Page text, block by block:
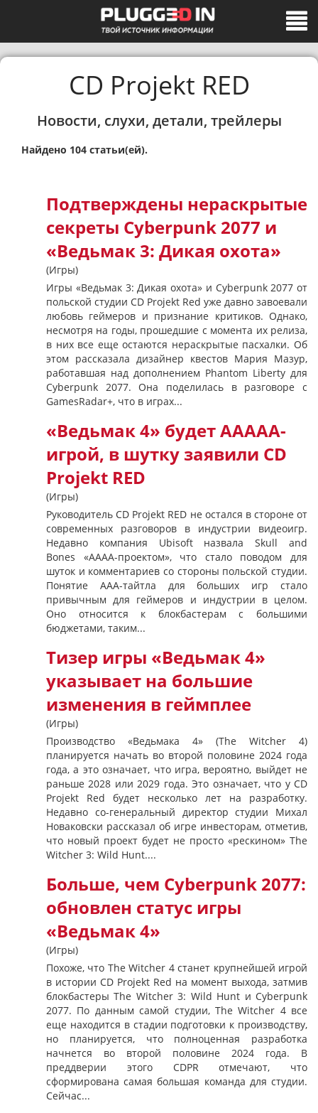
CD Projekt RED
Новости, слухи, детали, трейлеры
Найдено 104 статьи(ей).
Подтверждены нераскрытые
секреты Cyberpunk 2077 и
«Ведьмак 3: Дикая охота»
(Игры)
Игры «Ведьмак 3: Дикая охота» и Cyberpunk 2077 от
польской студии CD Projekt Red уже давно завоевали
любовь геймеров и признание критиков. Однако,
несмотря на годы, прошедшие с момента их релиза,
в них все еще остаются нераскрытые пасхалки. Об
этом рассказала дизайнер квестов Мария Мазур,
работавшая над дополнением Phantom Liberty для
Cyberpunk 2077. Она поделилась в разговоре с
GamesRadar+, что в играх...
«Ведьмак 4» будет ААААА-
игрой, в шутку заявили CD
Projekt RED
(Игры)
Руководитель CD Projekt RED не остался в стороне от
современных разговоров в индустрии видеоигр.
Недавно компания Ubisoft назвала Skull and
Bones «AAAA-проектом», что стало поводом для
шуток и комментариев со стороны польской студии.
Понятие AAA-тайтла для больших игр стало
привычным для геймеров и индустрии в целом.
Оно относится к блокбастерам с большими
бюджетами, таким...
Тизер игры «Ведьмак 4»
указывает на большие
изменения в геймплее
(Игры)
Производство «Ведьмака 4» (The Witcher 4)
планируется начать во второй половине 2024 года
года, а это означает, что игра, вероятно, выйдет не
раньше 2028 или 2029 года. Это означает, что у CD
Projekt Red будет несколько лет на разработку.
Недавно со-генеральный директор студии Михал
Новаковски рассказал об игре инвесторам, отметив,
что новый проект будет не просто «рескином» The
Witcher 3: Wild Hunt....
Больше, чем Cyberpunk 2077:
обновлен статус игры
«Ведьмак 4»
(Игры)
Похоже, что The Witcher 4 станет крупнейшей игрой
в истории CD Projekt Red на момент выхода, затмив
блокбастеры The Witcher 3: Wild Hunt и Cyberpunk
2077. По данным самой студии, The Witcher 4 все
еще находится в стадии подготовки к производству,
но планируется, что полноценная разработка
начнется во второй половине 2024 года. В
преддверии этого CDPR отмечают, что
сформирована самая большая команда для студии.
Сейчас...